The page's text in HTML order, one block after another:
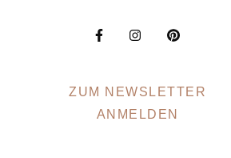
ZUM NEWSLETTER
ANMELDEN